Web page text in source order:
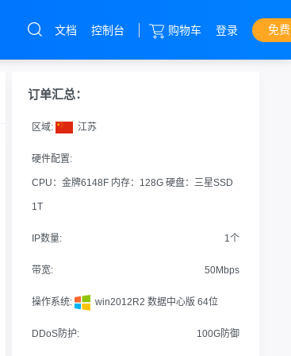
控制台
产品
IDC
服务器
抗DDOS攻击
机柜
托管
文档 控制台 购物车 登录 免
订单汇总：
区域: 江苏
硬件配置:
CPU：金牌6148F 内存：128G 硬盘：三星SSD
1T
IP数量: 1个
带宽: 50Mbps
操作系统: win2012R2 数据中心版 64位
DDoS防护: 100G防御